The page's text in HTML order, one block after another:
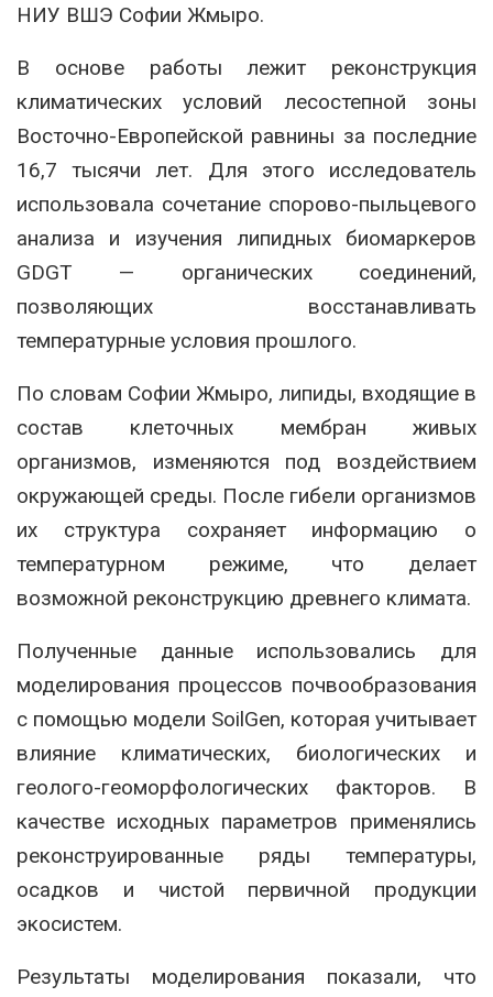
НИУ ВШЭ Софии Жмыро.
В основе работы лежит реконструкция
климатических условий лесостепной зоны
Восточно-Европейской равнины за последние
16,7 тысячи лет. Для этого исследователь
использовала сочетание спорово-пыльцевого
анализа и изучения липидных биомаркеров
GDGT — органических соединений,
позволяющих восстанавливать
температурные условия прошлого.
По словам Софии Жмыро, липиды, входящие в
состав клеточных мембран живых
организмов, изменяются под воздействием
окружающей среды. После гибели организмов
их структура сохраняет информацию о
температурном режиме, что делает
возможной реконструкцию древнего климата.
Полученные данные использовались для
моделирования процессов почвообразования
с помощью модели SoilGen, которая учитывает
влияние климатических, биологических и
геолого-геоморфологических факторов. В
качестве исходных параметров применялись
реконструированные ряды температуры,
осадков и чистой первичной продукции
экосистем.
Результаты моделирования показали, что